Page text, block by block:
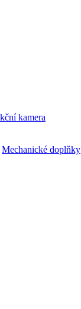
Mechanické doplňky